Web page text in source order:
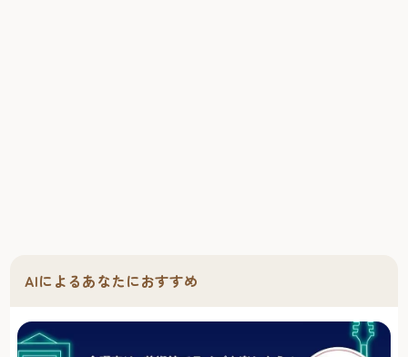
AIによるあなたにおすすめ